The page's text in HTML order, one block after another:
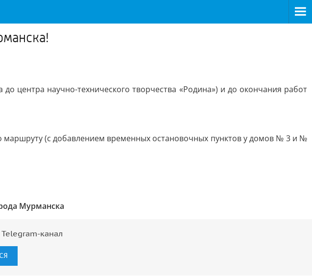
центра научно-технического творчества «Родина») и до окончания работ
маршруту (с добавлением временных остановочных пунктов у домов № 3 и №
Мурманска
канал